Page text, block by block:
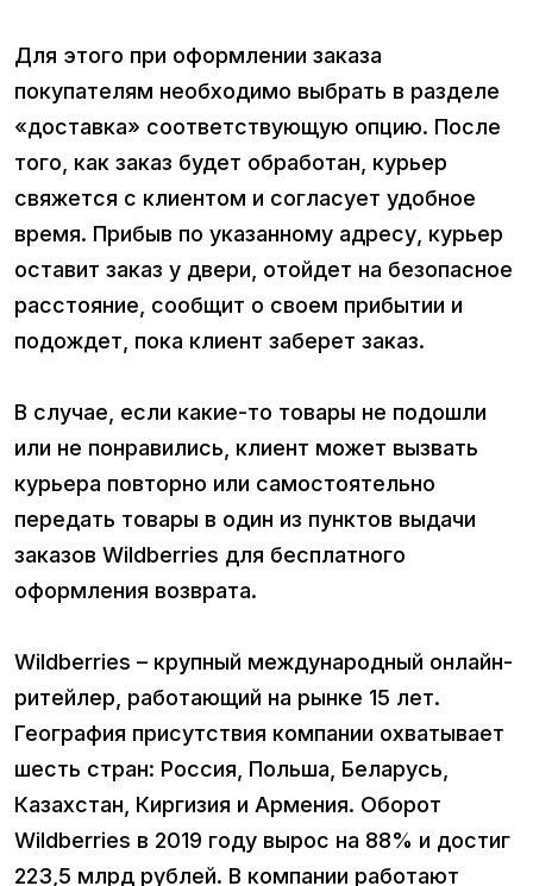
Для этого при оформлении заказа
покупателям необходимо выбрать в разделе
«доставка» соответствующую опцию. После
того, как заказ будет обработан, курьер
свяжется с клиентом и согласует удобное
время. Прибыв по указанному адресу, курьер
оставит заказ у двери, отойдет на безопасное
расстояние, сообщит о своем прибытии и
подождет, пока клиент заберет заказ.
В случае, если какие-то товары не подошли
или не понравились, клиент может вызвать
курьера повторно или самостоятельно
передать товары в один из пунктов выдачи
заказов Wildberries для бесплатного
оформления возврата.
Wildberries – крупный международный онлайн-
ритейлер, работающий на рынке 15 лет.
География присутствия компании охватывает
шесть стран: Россия, Польша, Беларусь,
Казахстан, Киргизия и Армения. Оборот
Wildberries в 2019 году вырос на 88% и достиг
223,5 млрд рублей. В компании работают